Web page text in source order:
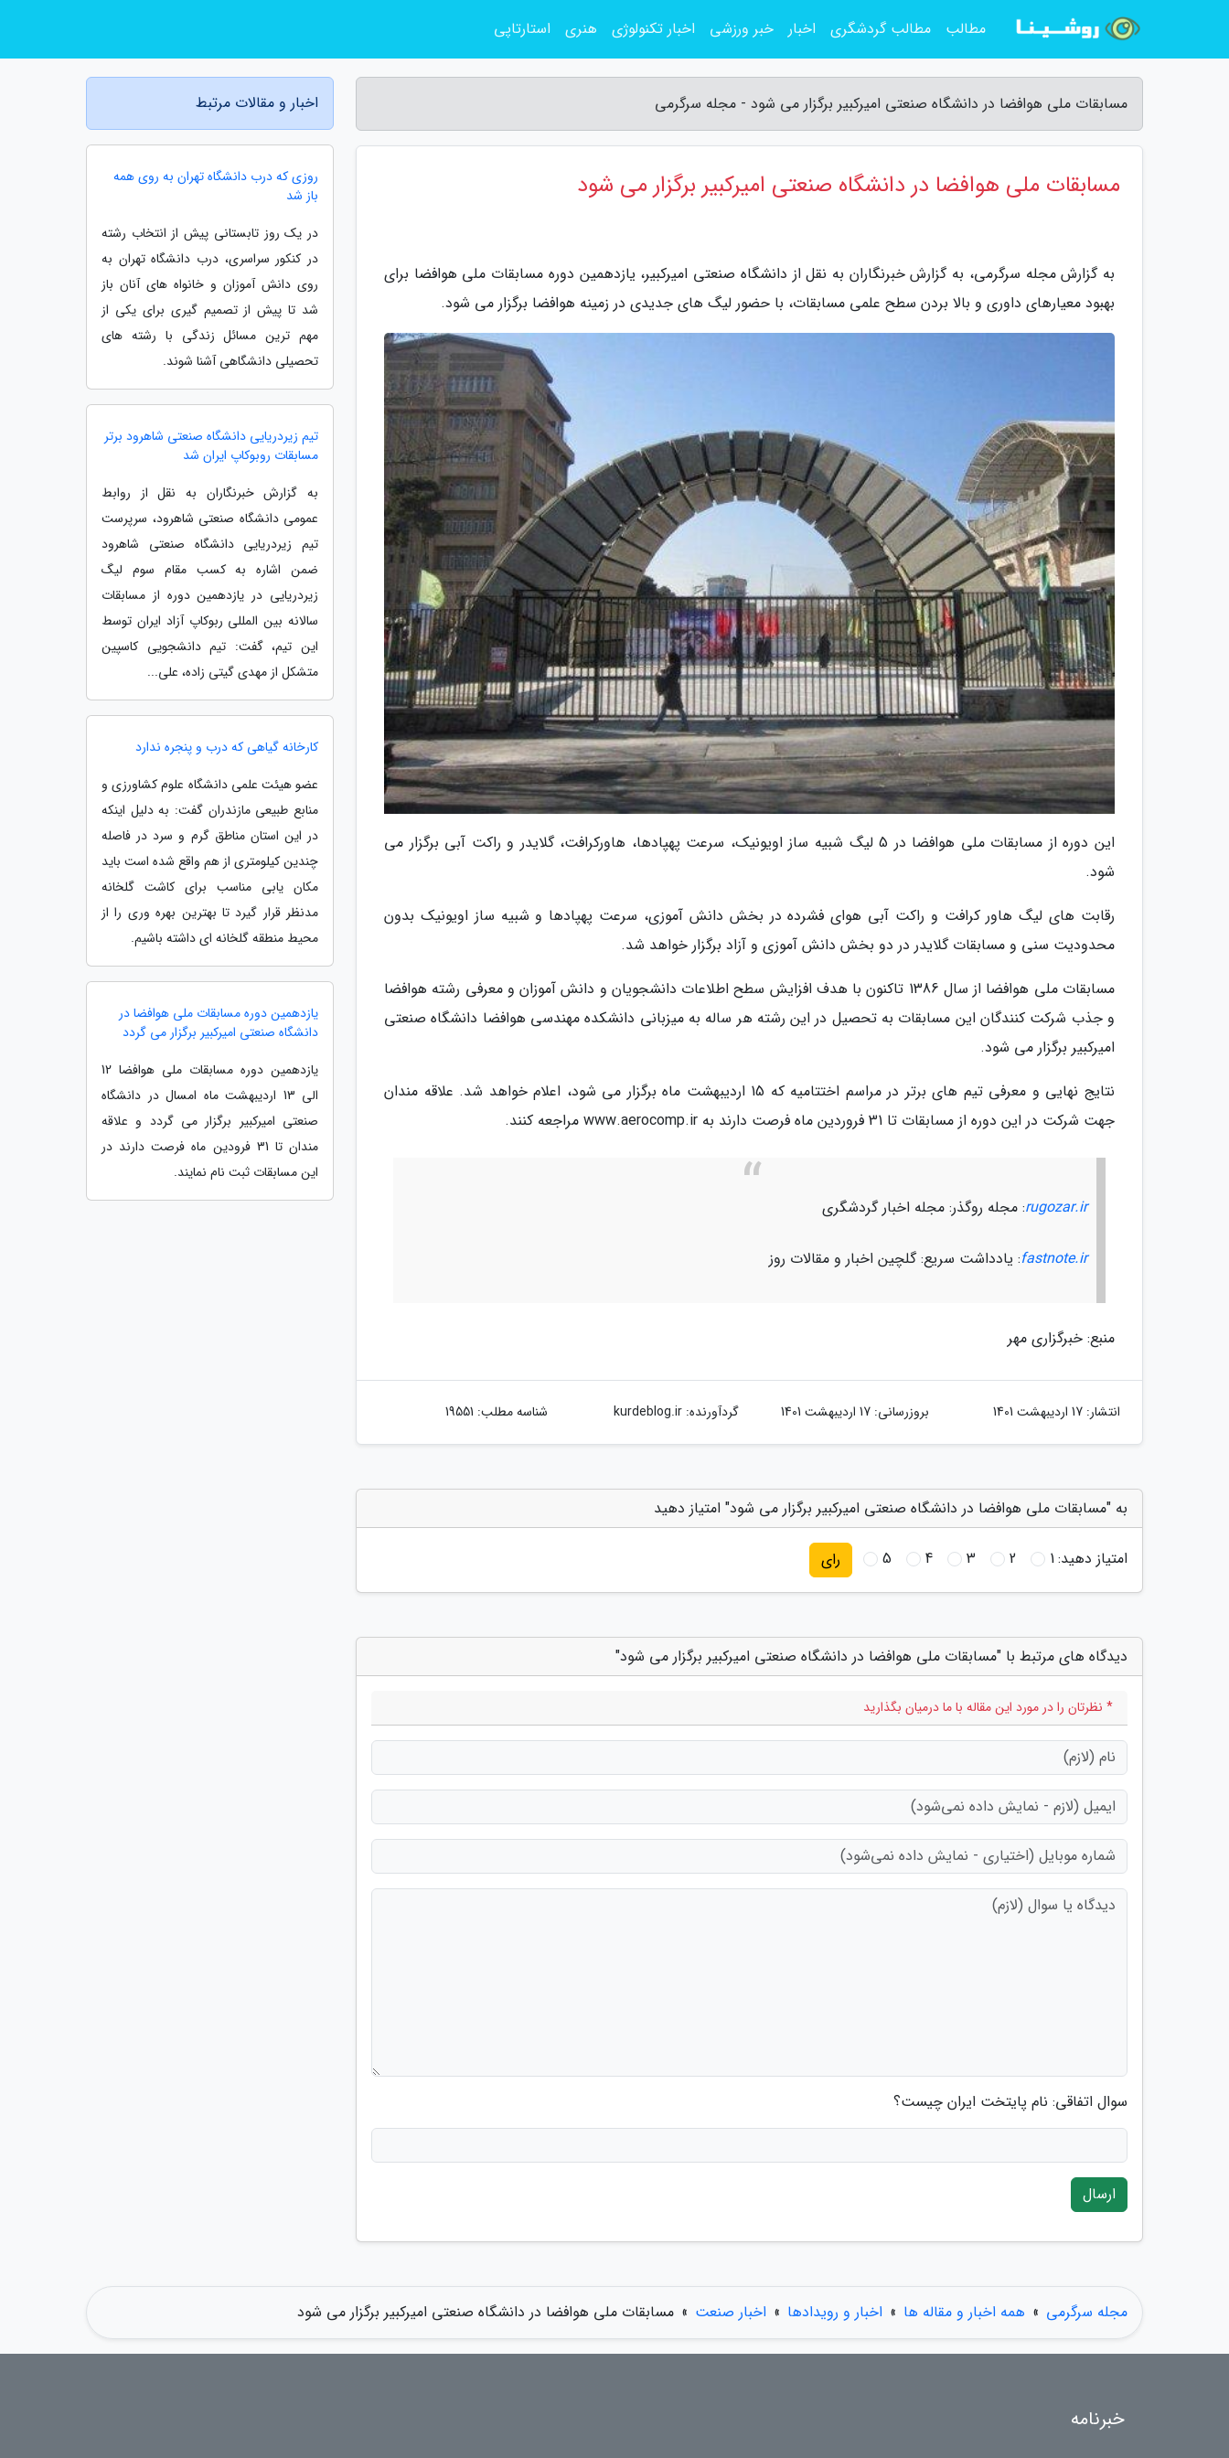
مسابقات ملی هوافضا در دانشگاه صنعتی امیرکبیر برگزار می شود - مجله سرگرمی
مسابقات ملی هوافضا در دانشگاه صنعتی امیرکبیر برگزار می شود
به گزارش مجله سرگرمی، به گزارش خبرنگاران به نقل از دانشگاه صنعتی امیرکبیر، یازدهمین دوره مسابقات ملی هوافضا برای
بهبود معیارهای داوری و بالا بردن سطح علمی مسابقات، با حضور لیگ های جدیدی در زمینه هوافضا برگزار می شود.
این دوره از مسابقات ملی هوافضا در 5 لیگ شبیه ساز اویونیک، سرعت پهپادها، هاورکرافت، گلایدر و راکت آبی برگزار می
شود.
رقابت های لیگ هاور کرافت و راکت آبی هوای فشرده در بخش دانش آموزی، سرعت پهپادها و شبیه ساز اویونیک بدون
محدودیت سنی و مسابقات گلایدر در دو بخش دانش آموزی و آزاد برگزار خواهد شد.
مسابقات ملی هوافضا از سال 1386 تاکنون با هدف افزایش سطح اطلاعات دانشجویان و دانش آموزان و معرفی رشته هوافضا
و جذب شرکت کنندگان این مسابقات به تحصیل در این رشته هر ساله به میزبانی دانشکده مهندسی هوافضا دانشگاه صنعتی
امیرکبیر برگزار می شود.
نتایج نهایی و معرفی تیم های برتر در مراسم اختتامیه که 15 اردیبهشت ماه برگزار می شود، اعلام خواهد شد. علاقه مندان
جهت شرکت در این دوره از مسابقات تا 31 فروردین ماه فرصت دارند به www.aerocomp.ir مراجعه کنند.
rugozar.ir: مجله روگذر: مجله اخبار گردشگری
fastnote.ir: یادداشت سریع: گلچین اخبار و مقالات روز
منبع: خبرگزاری مهر
انتشار: 17 اردیبهشت 1401 بروزرسانی: 17 اردیبهشت 1401 گردآورنده:kurdeblog.ir شناسه مطلب: 19551
به "مسابقات ملی هوافضا در دانشگاه صنعتی امیرکبیر برگزار می شود" امتیاز دهید
امتیاز دهید:1
2
3
4
5 رای
دیدگاه های مرتبط با "مسابقات ملی هوافضا در دانشگاه صنعتی امیرکبیر برگزار می شود"
* نظرتان را در مورد این مقاله با ما درمیان بگذارید
سوال اتفاقی: نام پایتخت ایران چیست؟
ارسال
اخبار و مقالات مرتبط
روزی که درب دانشگاه تهران به روی همه
باز شد
در یک روز تابستانی پیش از انتخاب رشته
در کنکور سراسری، درب دانشگاه تهران به
روی دانش آموزان و خانواه های آنان باز
شد تا پیش از تصمیم گیری برای یکی از
مهم ترین مسائل زندگی با رشته های
تحصیلی دانشگاهی آشنا شوند.
تیم زیردریایی دانشگاه صنعتی شاهرود برتر
مسابقات روبوکاپ ایران شد
به گزارش خبرنگاران به نقل از روابط
عمومی دانشگاه صنعتی شاهرود، سرپرست
تیم زیردریایی دانشگاه صنعتی شاهرود
ضمن اشاره به کسب مقام سوم لیگ
زیردریایی در یازدهمین دوره از مسابقات
سالانه بین المللی ربوکاپ آزاد ایران توسط
این تیم، گفت: تیم دانشجویی کاسپین
متشکل از مهدی گیتی زاده، علی...
کارخانه گیاهی که درب و پنجره ندارد
عضو هیئت علمی دانشگاه علوم کشاورزی و
منابع طبیعی مازندران گفت: به دلیل اینکه
در این استان مناطق گرم و سرد در فاصله
چندین کیلومتری از هم واقع شده است باید
مکان یابی مناسب برای کاشت گلخانه
مدنظر قرار گیرد تا بهترین بهره وری را از
محیط منطقه گلخانه ای داشته باشیم.
یازدهمین دوره مسابقات ملی هوافضا در
دانشگاه صنعتی امیرکبیر برگزار می گردد
یازدهمین دوره مسابقات ملی هوافضا 12
الی 13 اردیبهشت ماه امسال در دانشگاه
صنعتی امیرکبیر برگزار می گردد و علاقه
مندان تا 31 فرودین ماه فرصت دارند در
این مسابقات ثبت نام نمایند.
مجله سرگرمی » همه اخبار و مقاله ها » اخبار و رویدادها » اخبار صنعت » مسابقات ملی هوافضا در دانشگاه صنعتی امیرکبیر برگزار می شود
مطالب مطالب گردشگری اخبار خبر ورزشی اخبار تکنولوژی هنری استارتاپی
خبرنامه